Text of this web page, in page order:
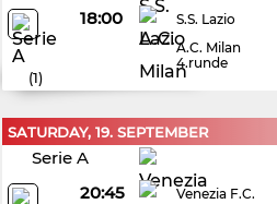
18:00
S.S. Lazio
A.C. Milan
4.runde
(1)
SATURDAY, 19. SEPTEMBER
Serie A
20:45
Venezia F.C.